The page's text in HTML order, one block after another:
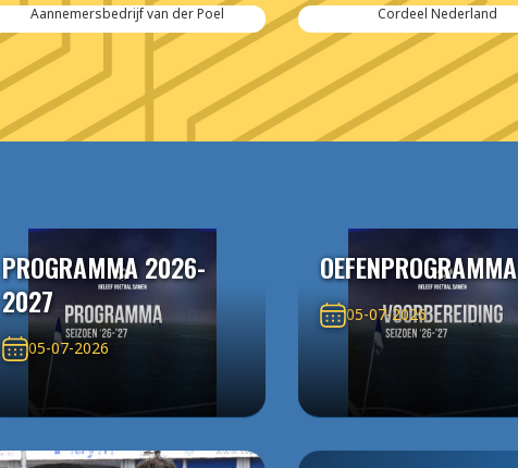
Aannemersbedrijf van der Poel Cordeel Nederland
PROGRAMMA 2026-
2027
05-07-2026
OEFENPROGRAMMA
05-07-2026